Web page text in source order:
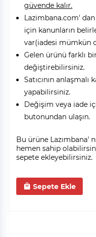
güvende kalır.
Lazimbana.com'
için kanunların
var(iadesi mümkün
Gelen ürünü farklı
değiştirebilirsiniz.
Satıcının
yapabilirsiniz.
Değişim veya iade
butonundan ulaşın.
Bu ürüne Lazımbana'
hemen sahip
sepete ekleyebilirsiniz.
Sepete Ekle